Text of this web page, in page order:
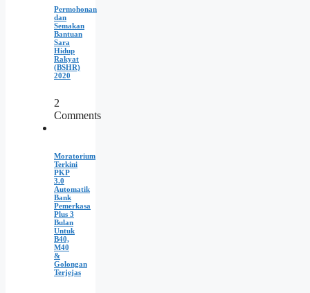
Permohonan
dan
Semakan
Bantuan
Sara
Hidup
Rakyat
(BSHR)
2020
2
Comments
Moratorium
Terkini
PKP
3.0
Automatik
Bank
Pemerkasa
Plus 3
Bulan
Untuk
B40,
M40
&
Golongan
Terjejas